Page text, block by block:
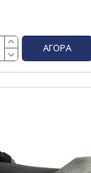
ΑΓΟΡΆ